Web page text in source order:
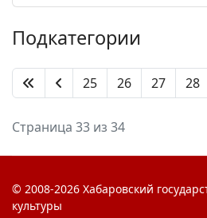
Подкатегории
25 26 27 28
Страница 33 из 34
© 2008-2026 Хабаровский
культуры